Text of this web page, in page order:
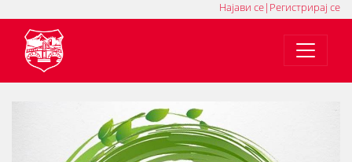
Регистрирај се
|
Најави се
Соопштение за јавностa